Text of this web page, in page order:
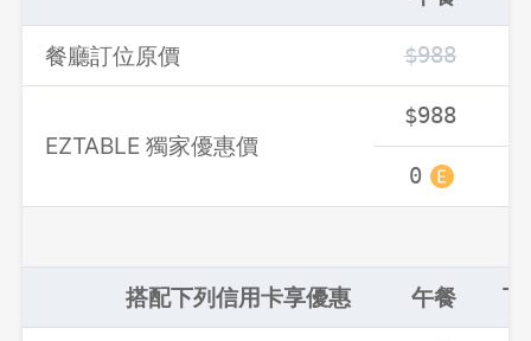
餐廳訂位原價 $988
EZTABLE 獨家優惠價
$988
0
搭配下列信用卡享優惠 午餐 下